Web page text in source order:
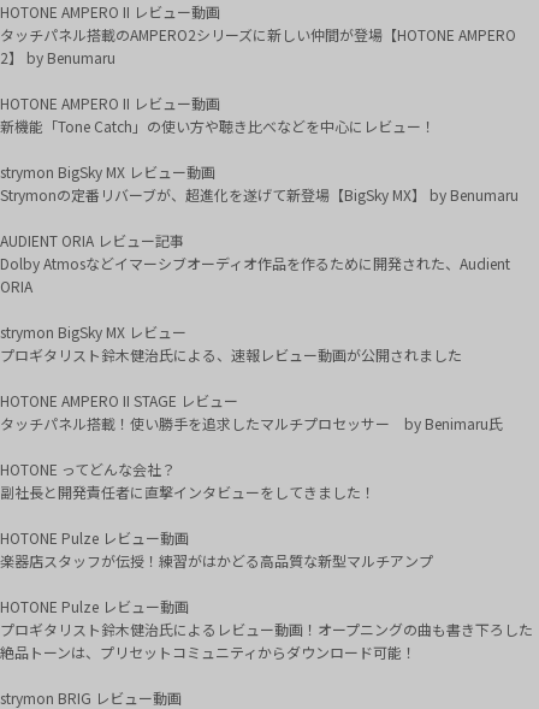
HOTONE AMPERO II レビュー動画
タッチパネル搭載のAMPERO2シリーズに新しい仲間が登場【HOTONE AMPERO
2】 by Benumaru
HOTONE AMPERO II レビュー動画
新機能「Tone Catch」の使い方や聴き比べなどを中心にレビュー！
strymon BigSky MX レビュー動画
Strymonの定番リバーブが、超進化を遂げて新登場【BigSky MX】 by Benumaru
AUDIENT ORIA レビュー記事
Dolby Atmosなどイマーシブオーディオ作品を作るために開発された、Audient
ORIA
strymon BigSky MX レビュー
プロギタリスト鈴木健治氏による、速報レビュー動画が公開されました
HOTONE AMPERO II STAGE レビュー
タッチパネル搭載！使い勝手を追求したマルチプロセッサー by Benimaru氏
HOTONE ってどんな会社？
副社長と開発責任者に直撃インタビューをしてきました！
HOTONE Pulze レビュー動画
楽器店スタッフが伝授！練習がはかどる高品質な新型マルチアンプ
HOTONE Pulze レビュー動画
プロギタリスト鈴木健治氏によるレビュー動画！オープニングの曲も書き下ろした
絶品トーンは、プリセットコミュニティからダウンロード可能！
strymon BRIG レビュー動画